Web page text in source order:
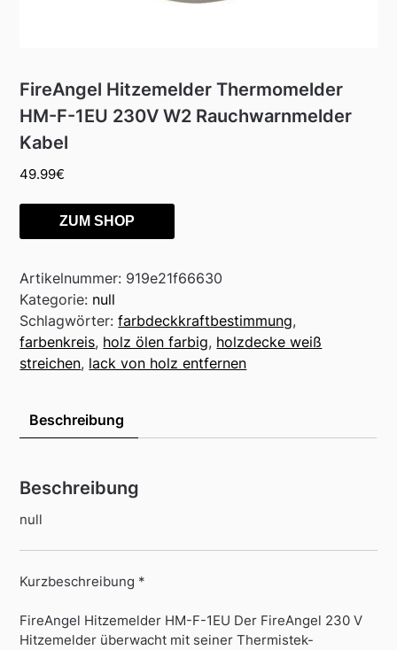
FireAngel Hitzemelder Thermomelder
HM-F-1EU 230V W2 Rauchwarnmelder
Kabel
49.99€
ZUM SHOP
Artikelnummer: 919e21f66630
Kategorie: null
Schlagwörter:farbdeckkraftbestimmung,
farbenkreis, holz ölen farbig, holzdecke weiß
streichen, lack von holz entfernen
Beschreibung
Beschreibung
null
Kurzbeschreibung *
FireAngel Hitzemelder HM-F-1EU Der FireAngel 230 V
Hitzemelder überwacht mit seiner Thermistek-